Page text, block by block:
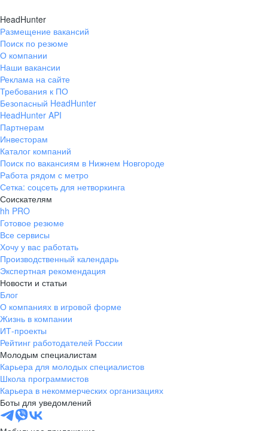
HeadHunter
Размещение вакансий
Поиск по резюме
О компании
Наши вакансии
Реклама на сайте
Требования к ПО
Безопасный HeadHunter
HeadHunter API
Партнерам
Инвесторам
Каталог компаний
Поиск по вакансиям в Нижнем Новгороде
Работа рядом с метро
Сетка: соцсеть для нетворкинга
Соискателям
hh PRO
Готовое резюме
Все сервисы
Хочу у вас работать
Производственный календарь
Экспертная рекомендация
Новости и статьи
Блог
О компаниях в игровой форме
Жизнь в компании
ИТ-проекты
Рейтинг работодателей России
Молодым специалистам
Карьера для молодых специалистов
Школа программистов
Карьера в некоммерческих организациях
Боты для уведомлений